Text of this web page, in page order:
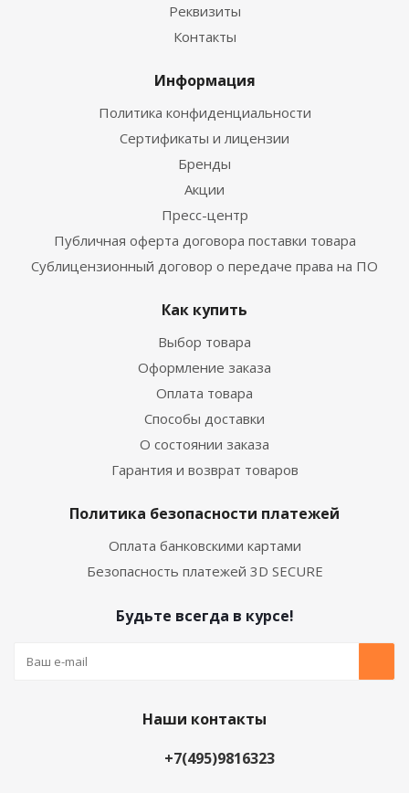
Реквизиты
Контакты
Информация
Политика конфиденциальности
Сертификаты и лицензии
Бренды
Акции
Пресс-центр
Публичная оферта договора поставки товара
Сублицензионный договор о передаче права на ПО
Как купить
Выбор товара
Оформление заказа
Оплата товара
Способы доставки
О состоянии заказа
Гарантия и возврат товаров
Политика безопасности платежей
Оплата банковскими картами
Безопасность платежей 3D SECURE
Будьте всегда в курсе!
Наши контакты
+7(495)9816323